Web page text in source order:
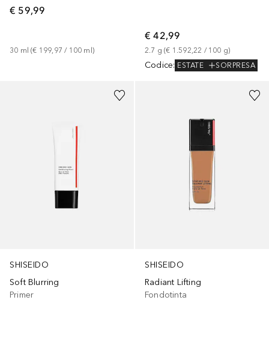
€ 59,99
30 ml (€ 199,97 / 100 ml )
€ 42,99
2.7 g (€ 1.592,22 / 100 g)
Codice: ESTATE SORPRESA
SHISEIDO
Soft Blurring
Primer
SHISEIDO
Radiant Lifting
Fondotinta